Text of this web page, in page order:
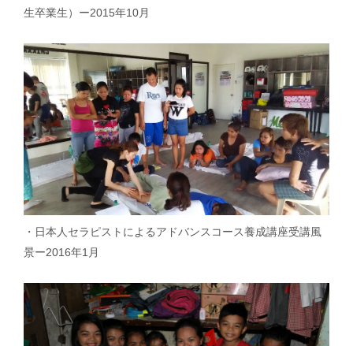
生卒業生）ー2015年10月
・日本人セラピストによるアドバンスコース養成講座受講風
景ー2016年1月